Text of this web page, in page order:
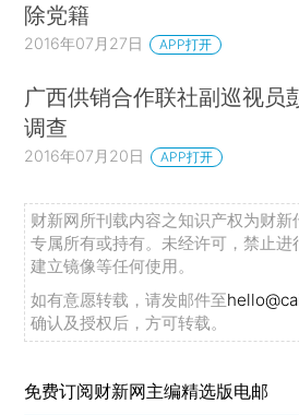
除党籍
2016年07月27日 APP打开
广西供销合作联社副巡视员
调查
2016年07月20日 APP打开
财新网所刊载内容之知识产权为财新
专属所有或持有。未经许可，禁止进
建立镜像等任何使用。
如有意愿转载，请发邮件至
确认及授权后，方可转载。
免费订阅财新网主编精选版电邮